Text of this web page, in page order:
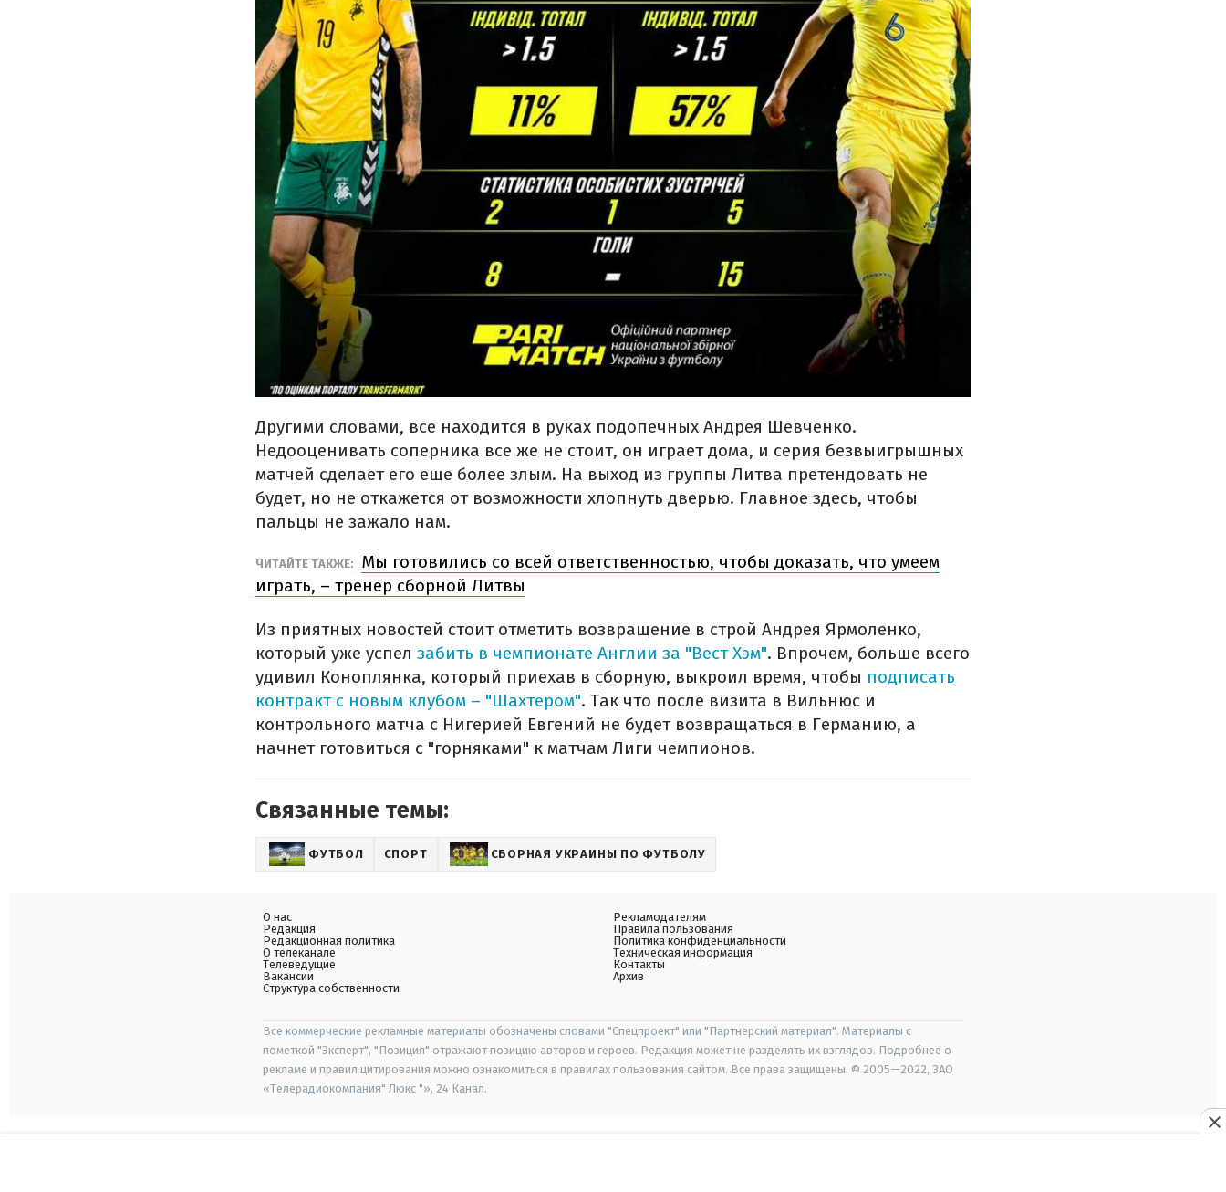
Другими словами, все находится в руках подопечных Андрея Шевченко.
Недооценивать соперника все же не стоит, он играет дома, и серия безвыигрышных
матчей сделает его еще более злым. На выход из группы Литва претендовать не
будет, но не откажется от возможности хлопнуть дверью. Главное здесь, чтобы
пальцы не зажало нам.
ЧИТАЙТЕ ТАКЖЕ:
Мы готовились со всей ответственностью, чтобы доказать, что умеем
играть, – тренер сборной Литвы
Из приятных новостей стоит отметить возвращение в строй Андрея Ярмоленко,
который уже успел забить в чемпионате Англии за "Вест Хэм". Впрочем, больше всего
удивил Коноплянка, который приехав в сборную, выкроил время, чтобы подписать
контракт с новым клубом – "Шахтером". Так что после визита в Вильнюс и
контрольного матча с Нигерией Евгений не будет возвращаться в Германию, а
начнет готовиться с "горняками" к матчам Лиги чемпионов.
Связанные темы:
ФУТБОЛ СПОРТ СБОРНАЯ УКРАИНЫ ПО ФУТБОЛУ
О нас
Редакция
Редакционная политика
О телеканале
Телеведущие
Вакансии
Структура собственности
Рекламодателям
Правила пользования
Политика конфиденциальности
Техническая информация
Контакты
Архив
Все коммерческие рекламные материалы обозначены словами "Спецпроект" или "Партнерский материал". Материалы с
пометкой "Эксперт", "Позиция" отражают позицию авторов и героев. Редакция может не разделять их взглядов. Подробнее о
рекламе и правил цитирования можно ознакомиться в правилах пользования сайтом. Все права защищены. © 2005—2022, ЗАО
«Телерадиокомпания" Люкс "», 24 Канал.